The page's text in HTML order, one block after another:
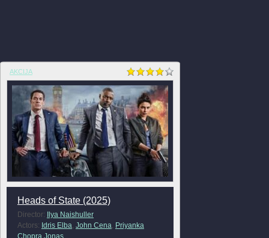
AKCIJA
Heads of State (2025)
Director:
Ilya Naishuller
Actors: Idris Elba, John Cena, Priyanka
Chopra Jonas